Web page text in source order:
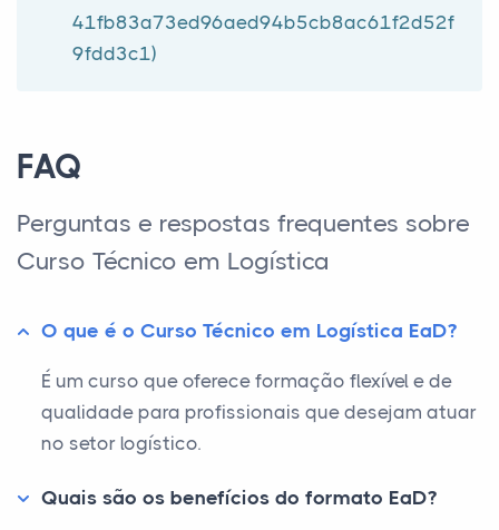
41fb83a73ed96aed94b5cb8ac61f2d52f
9fdd3c1)
FAQ
Perguntas e respostas frequentes sobre
Curso Técnico em Logística
O que é o Curso Técnico em Logística EaD?
É um curso que oferece formação flexível e de
qualidade para profissionais que desejam atuar
no setor logístico.
Quais são os benefícios do formato EaD?